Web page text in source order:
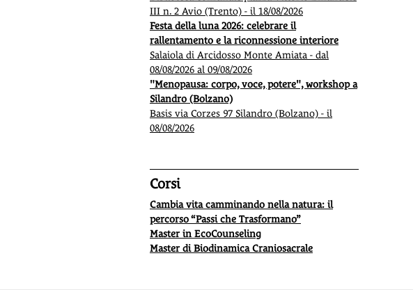
III n. 2 Avio (Trento) - il 18/08/2026
Festa della luna 2026: celebrare il
rallentamento e la riconnessione interiore
Salaiola di Arcidosso Monte Amiata - dal
08/08/2026 al 09/08/2026
"Menopausa: corpo, voce, potere", workshop a
Silandro (Bolzano)
Basis via Corzes 97 Silandro (Bolzano) - il
08/08/2026
Corsi
Cambia vita camminando nella natura: il
percorso “Passi che Trasformano”
Master in EcoCounseling
Master di Biodinamica Craniosacrale